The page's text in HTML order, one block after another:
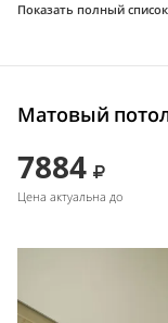
Показать полный список
Матовый
7884
Цена актуальна до